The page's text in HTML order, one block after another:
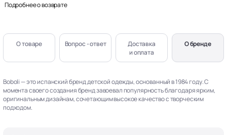
Подробнее о возврате
О товаре Вопрос - ответ
Доставка
и оплата
О бренде
Boboli — это испанский бренд детской одежды, основанный в 1984 году. С
момента своего создания бренд завоевал популярность благодаря ярким,
оригинальным дизайнам, сочетающим высокое качество с творческим
подходом.